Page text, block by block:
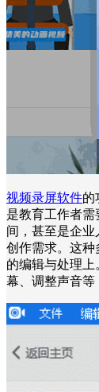
视频录屏软件的
是教育工作者
间，甚至是企
创作需求。这种
的编辑与处理
幕、调整声音等